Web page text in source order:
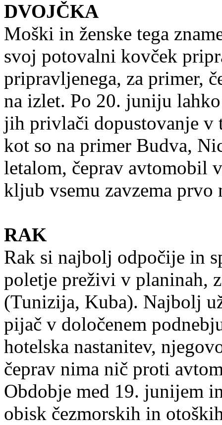
DVOJČKA
Moški in ženske tega
svoj potovalni kovček
pripravljenega, za primer,
na izlet. Po 20. juniju
jih privlači dopustovanje
kot so na primer Budva,
letalom, čeprav avtomobil
kljub vsemu zavzema prvo
RAK
Rak si najbolj odpočije in
poletje preživi v planinah,
(Tunizija, Kuba). Najbolj
pijač v določenem
hotelska nastanitev,
čeprav nima nič proti
Obdobje med 19. junijem
obisk čezmorskih in